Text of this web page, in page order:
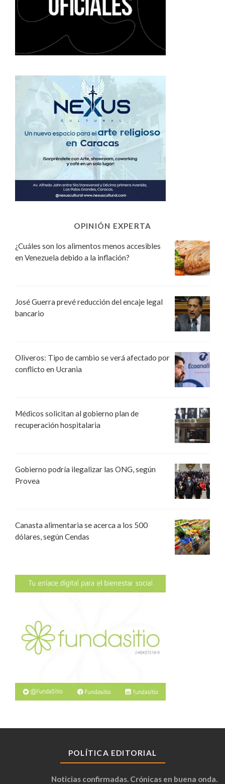
OPINIÓN EXPERTA
¿Cuáles son los alimentos menos accesibles
en Venezuela debido a la inflación?
José Guerra prevé reducción del encaje legal
bancario
Oliveros: Tipo de cambio se verá afectado por
conflicto en Ucrania
Médicos solicitan al gobierno plan de
recuperación hospitalaria
Gobierno podría ilegalizar las ONG, según
Provea
Canasta alimentaria se acerca a los 500
dólares, según Cendas
POLÍTICA EDITORIAL
Noticias confirmadas. Crónicas en buena onda.